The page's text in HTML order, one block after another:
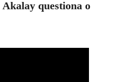
questiona o